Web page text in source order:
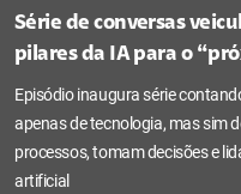
Série de conversas
pilares da IA para o
Episódio inaugura série
apenas de tecnologia, mas sim
processos, tomam decisões e
artificial